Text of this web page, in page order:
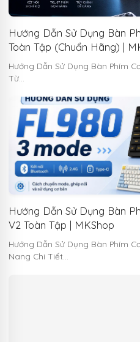
Hướng Dẫn Sử Dụng Bàn
Toàn Tập (Chuẩn Hãng) |
Hướng Dẫn Sử Dụng Bàn Phím
Từ…
Hướng Dẫn Sử Dụng Bàn
V2 Toàn Tập | MKShop
Hướng Dẫn Sử Dụng Bàn Phím
Nang Chi Tiết…